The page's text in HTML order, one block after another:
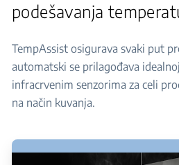
podešavanja
TempAssist osigurava svaki put
automatski se prilagođava
infracrvenim senzorima za celi
na način kuvanja.